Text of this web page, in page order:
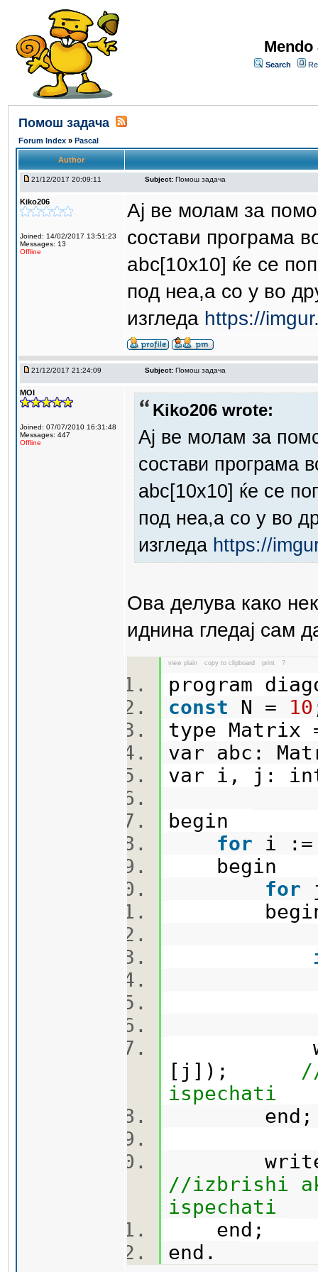
Search
Помош задача
Forum Index » Pascal
Author
21/12/2017 20:09:11 Subject: Помош задача
Kiko206
Joined: 14/02/2017 13:51:23
Messages: 13
Offline
Ај ве молам за
состави програма
abc[10x10] ќе се
под неа,а со y во
изгледа https://
21/12/2017 21:24:09 Subject: Помош задача
MOI
Joined: 07/07/2010 16:31:48
Messages: 447
Offline
Kiko206 wrote:
Ај ве молам за
состави програма
abc[10x10] ќе се
под неа,а со y во
изгледа https://
Ова делува како
иднина гледај сам
view plain copy to clipboard print ?
program
const N = 10
type Matrix
var abc:
var i, j:
begin
for i
begin
for
[j]);
ispechati
//izbrishi
ispechati
end;
end.